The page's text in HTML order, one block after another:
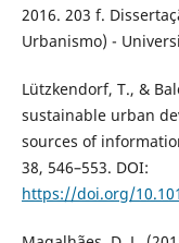
2016. 203 f.
Urbanismo) -
Lützkendorf, T., &
sustainable urban
sources of
38, 546–553. DOI:
https://doi.org/